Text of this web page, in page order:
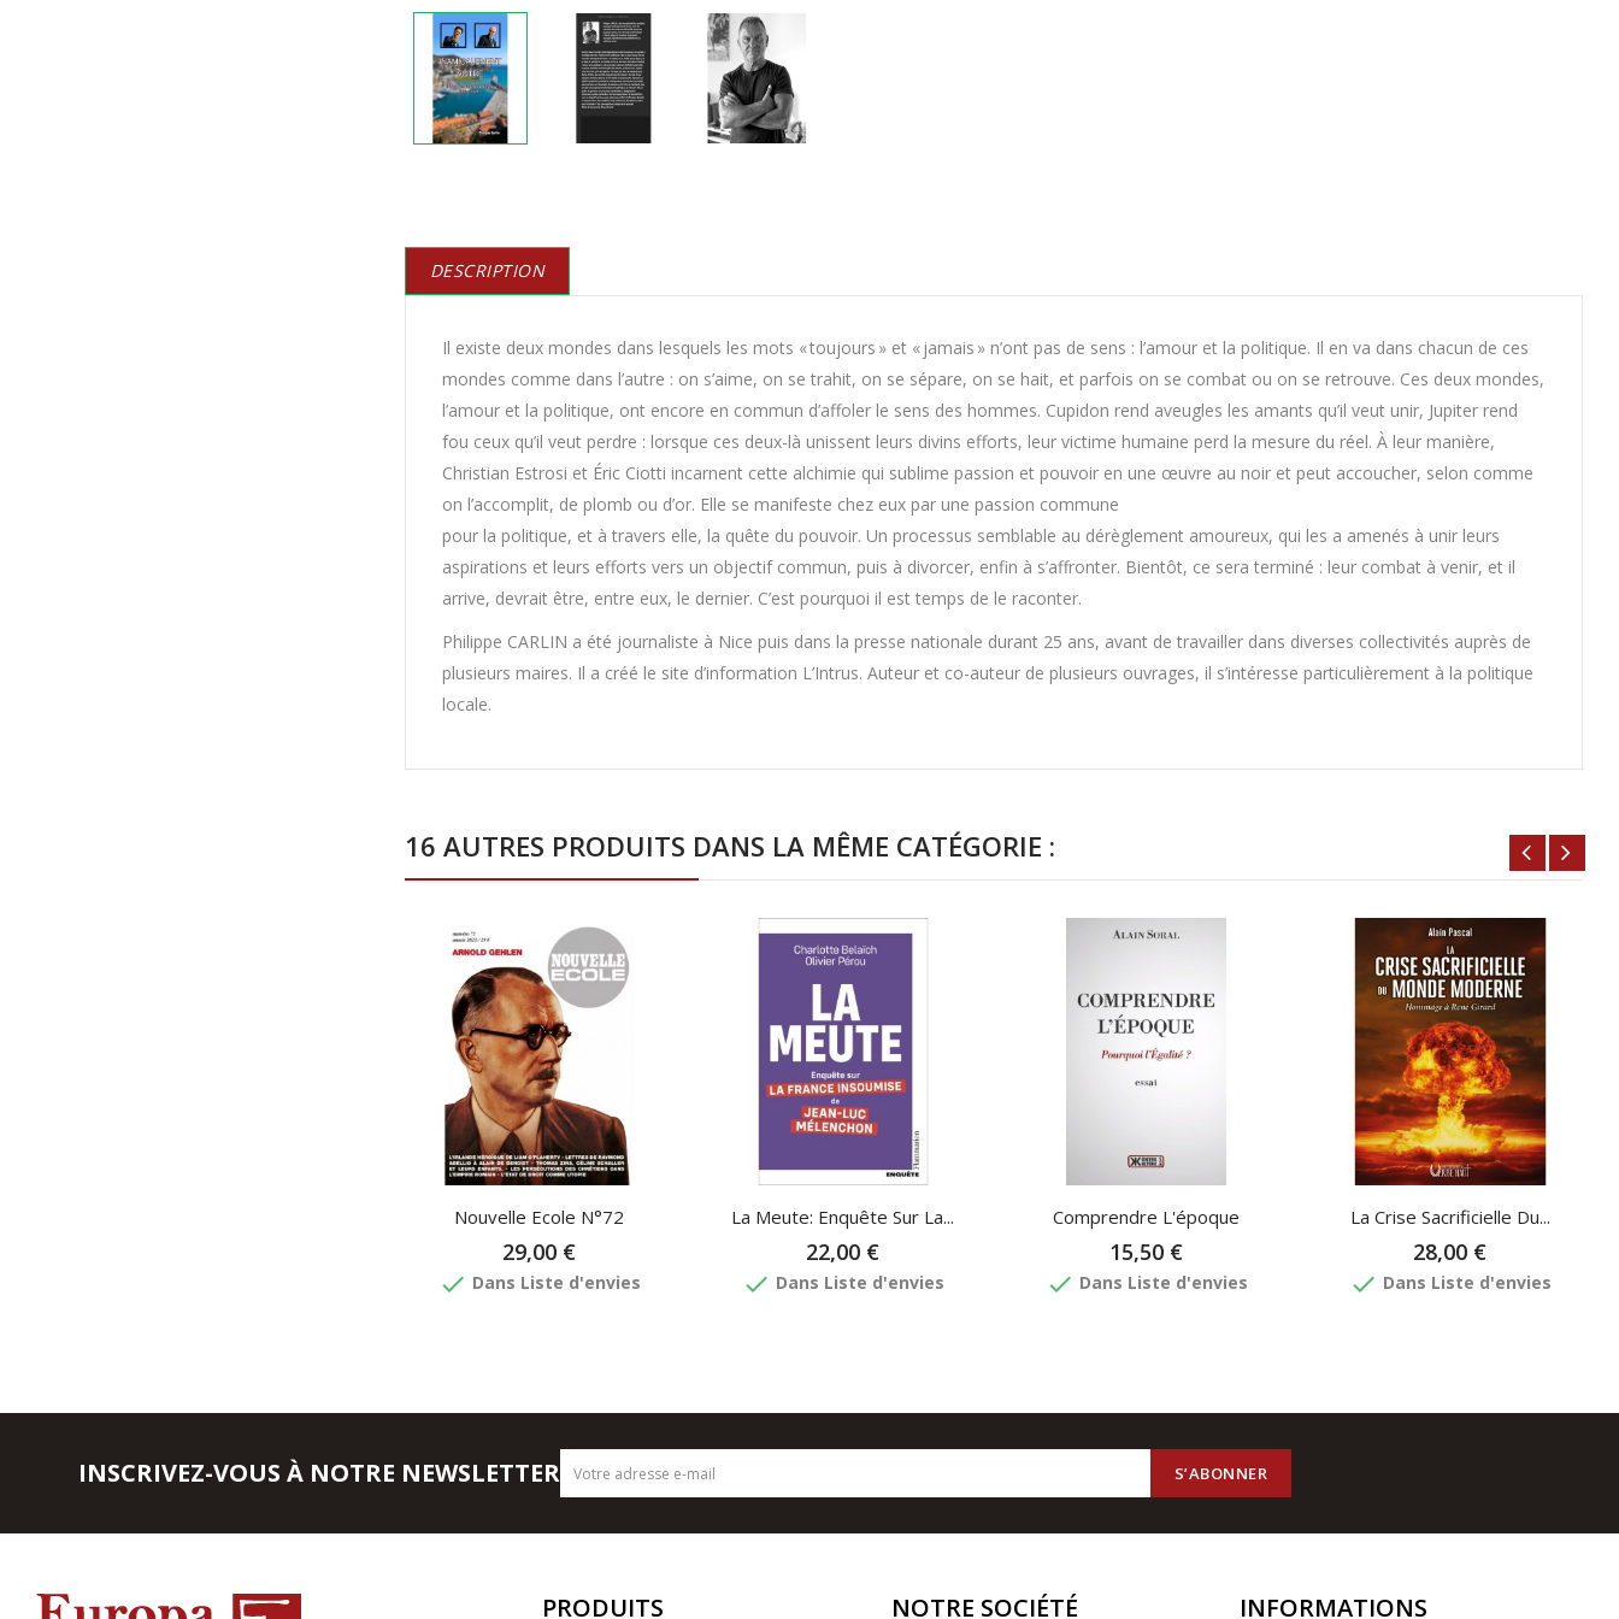
DESCRIPTION
Il existe deux mondes dans lesquels les mots « toujours » et « jamais » n’ont pas de sens : l’amour et la politique. Il en va dans chacun de ces
mondes comme dans l’autre : on s’aime, on se trahit, on se sépare, on se hait, et parfois on se combat ou on se retrouve. Ces deux mondes,
l’amour et la politique, ont encore en commun d’affoler le sens des hommes. Cupidon rend aveugles les amants qu’il veut unir, Jupiter rend
fou ceux qu’il veut perdre : lorsque ces deux-là unissent leurs divins efforts, leur victime humaine perd la mesure du réel. À leur manière,
Christian Estrosi et Éric Ciotti incarnent cette alchimie qui sublime passion et pouvoir en une œuvre au noir et peut accoucher, selon comme
on l’accomplit, de plomb ou d’or. Elle se manifeste chez eux par une passion commune
pour la politique, et à travers elle, la quête du pouvoir. Un processus semblable au dérèglement amoureux, qui les a amenés à unir leurs
aspirations et leurs efforts vers un objectif commun, puis à divorcer, enfin à s’affronter. Bientôt, ce sera terminé : leur combat à venir, et il
arrive, devrait être, entre eux, le dernier. C’est pourquoi il est temps de le raconter.
Philippe CARLIN a été journaliste à Nice puis dans la presse nationale durant 25 ans, avant de travailler dans diverses collectivités auprès de
plusieurs maires. Il a créé le site d’information L’Intrus. Auteur et co-auteur de plusieurs ouvrages, il s’intéresse particulièrement à la politique
locale.
16 AUTRES PRODUITS DANS LA MÊME CATÉGORIE :
Nouvelle Ecole N°72
29,00 €
done Dans Liste d'envies
La Meute: Enquête Sur La...
22,00 €
done Dans Liste d'envies
Comprendre L'époque
15,50 €
done Dans Liste d'envies
La Crise Sacrificielle Du...
28,00 €
done Dans Liste d'envies
INSCRIVEZ-VOUS À NOTRE NEWSLETTER
PRODUITS NOTRE SOCIÉTÉ INFORMATIONS